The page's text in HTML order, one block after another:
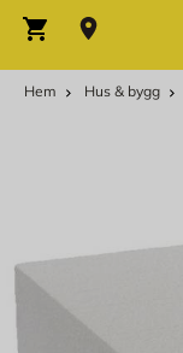
Varukorg
Hem Hus & bygg